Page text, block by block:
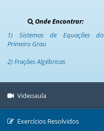
Onde Encontrar:
1) Sistemas de Equações do
Primeiro Grau
2) Frações Algébricas
Videoaula
Exercícios Resolvidos